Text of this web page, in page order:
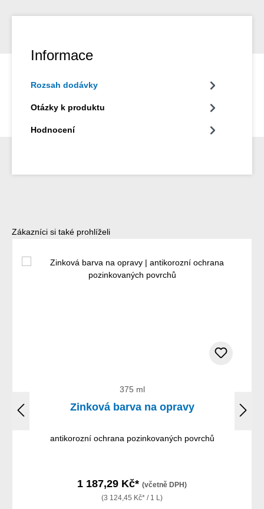
Informace
Rozsah dodávky
Otázky k produktu
Hodnocení
Přeskočit galerii produktů
Zákazníci si také prohlíželi
375 ml
Zinková barva na opravy
antikorozní ochrana pozinkovaných povrchů
1 187,29 Kč* (včetně DPH)
(3 124,45 Kč* / 1 L)